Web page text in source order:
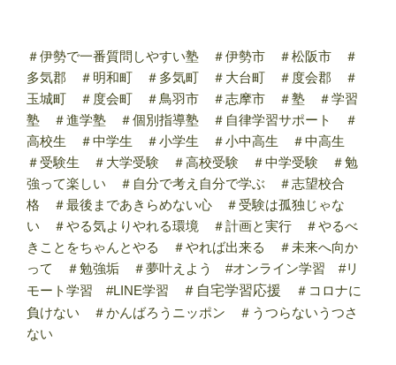
＃伊勢で一番質問しやすい塾 ＃伊勢市 ＃松阪市 ＃
多気郡 ＃明和町 ＃多気町 ＃大台町 ＃度会郡 ＃
玉城町 ＃度会町 ＃鳥羽市 ＃志摩市 ＃塾 ＃学習
塾 ＃進学塾 ＃個別指導塾 ＃自律学習サポート ＃
高校生 ＃中学生 ＃小学生 ＃小中高生 ＃中高生
＃受験生 ＃大学受験 ＃高校受験 ＃中学受験 ＃勉
強って楽しい ＃自分で考え自分で学ぶ ＃志望校合
格 ＃最後まであきらめない心 ＃受験は孤独じゃな
い ＃やる気よりやれる環境 ＃計画と実行 ＃やるべ
きことをちゃんとやる ＃やれば出来る ＃未来へ向か
って ＃勉強垢 ＃夢叶えよう #オンライン学習 #リ
モート学習 #LINE学習
＃自宅学習応援
＃コロナに
負けない ＃かんばろうニッポン ＃うつらないうつさ
ない